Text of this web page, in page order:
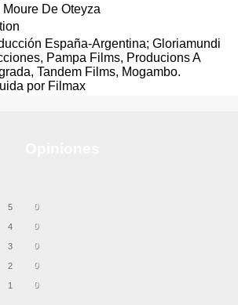
Moure De Oteyza
España-Argentina; Gloriamundi
Pampa Films, Producions A
Tandem Films, Mogambo.
por Filmax
5 0
4 0
3 0
2 0
1 0